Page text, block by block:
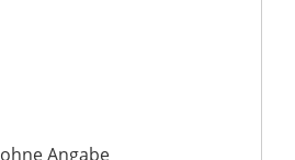
Angabe